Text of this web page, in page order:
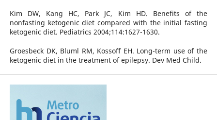
Kim DW, Kang HC, Park JC, Kim HD. Benefits of the
nonfasting ketogenic diet compared with the initial fasting
ketogenic diet. Pediatrics 2004;114:1627-1630.
Groesbeck DK, Bluml RM, Kossoff EH. Long-term use of the
ketogenic diet in the treatment of epilepsy. Dev Med Child.